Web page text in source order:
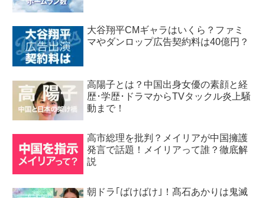
大谷翔平CMギャラはいくら？ファミ
マやダンロップ広告契約料は40億円？
高陽子とは？中国出身女優の素顔と経
歴･学歴･ドラマからTVタックル炎上騒
動まで！
高市総理を批判？メイリアが中国擁護
発言で話題！メイリアって誰？徹底解
説
朝ドラ｢ばけばけ｣！髙石あかりは鬼滅